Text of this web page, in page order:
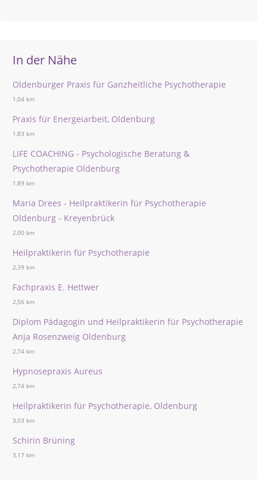
In der Nähe
Oldenburger Praxis für Ganzheitliche Psychotherapie
1,04 km
Praxis für Energeiarbeit, Oldenburg
1,83 km
LIFE COACHING - Psychologische Beratung &
Psychotherapie Oldenburg
1,89 km
Maria Drees - Heilpraktikerin für Psychotherapie
Oldenburg - Kreyenbrück
2,00 km
Heilpraktikerin für Psychotherapie
2,39 km
Fachpraxis E. Hettwer
2,56 km
Diplom Pädagogin und Heilpraktikerin für Psychotherapie
Anja Rosenzweig Oldenburg
2,74 km
Hypnosepraxis Aureus
2,74 km
Heilpraktikerin für Psychotherapie, Oldenburg
3,03 km
Schirin Brüning
3,17 km